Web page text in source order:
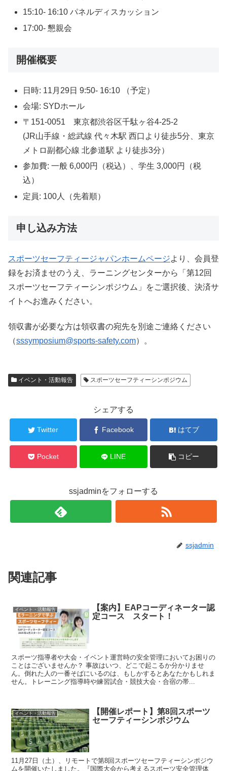
15:10- 16:10 パネルディスカッション
17:00- 懇親会
開催概要
日時: 11月29日 9:50- 16:10 （予定）
会場: SYDホール
〒151-0051 東京都渋谷区千駄ヶ谷4-25-2
(JR山手線・総武線 代々木駅 西口より徒歩5分、東京
メトロ副都心線 北参道駅 より徒歩3分）
参加費: 一般 6,000円（税込）、学生 3,000円（税
込）
定員: 100人（先着順）
申し込み方法
スポーツセーフティージャパンホームページより、会員登
録をお済ませのうえ、ラーニングセンターから「第12回
スポーツセーフティーシンポジウム」をご選択後、決済サ
イトへお進みください。
領収書が必要な方は領収書の宛先を別途ご連絡ください
（sssymposium@sports-safety.com）。
イベント・活動報告 スポーツセーフティーシンポジウム
シェアする
Twitter Facebook はてブ
Pocket LINE コピー
ssjadminをフォローする
ssjadmin
関連記事
イベント・活動報告
【案内】EAPコーディネーター認
定コース スタート！
スポーツ指導者や大会・イベント運営時の安全管理においてお困りの
ことはございませんか？ 事故はいつ、どこで起こるか分かりませ
ん。倒れた人の一番そばにいるのは、もしかするとあなたかもしれま
せん。トレーニング指導時や練習試合・競技大会・合宿の帯...
イベント・活動報告
【開催レポート】第8回スポーツ
セーフティーシンポジウム
11月27日（土）、リモートで第8回スポーツセーフティーシンポジウ
ムを開催いたしました。『国際大会から考えるスポーツ安全管理体